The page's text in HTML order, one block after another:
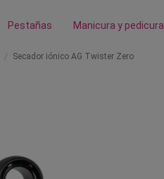
Pestañas Manicura y pedicura
Secador iónico AG Twister Zero